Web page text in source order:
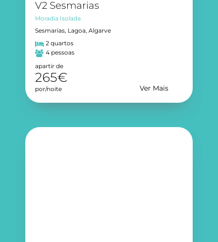
V2 Sesmarias
Moradia Isolada
Sesmarias, Lagoa, Algarve
2 quartos
4 pessoas
apartir de
265€
por/noite Ver Mais